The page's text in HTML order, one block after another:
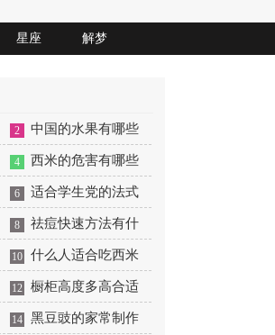
星座 解梦
2 中国的水果有哪些
4 西米的危害有哪些
6 适合学生党的法式
刘海
8 祛痘快速方法有什
么
10 什么人适合吃西米
12 橱柜高度多高合适
14 黑豆豉的家常制作